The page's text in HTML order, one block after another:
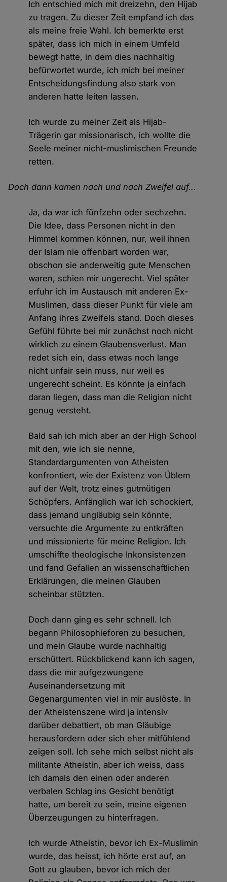
Ich entschied mich mit dreizehn, den Hijab
zu tragen. Zu dieser Zeit empfand ich das
als meine freie Wahl. Ich bemerkte erst
später, dass ich mich in einem Umfeld
bewegt hatte, in dem dies nachhaltig
befürwortet wurde, ich mich bei meiner
Entscheidungsfindung also stark von
anderen hatte leiten lassen.
Ich wurde zu meiner Zeit als Hijab-
Trägerin gar missionarisch, ich wollte die
Seele meiner nicht-muslimischen Freunde
retten.
Doch dann kamen nach und nach Zweifel auf...
Ja, da war ich fünfzehn oder sechzehn.
Die Idee, dass Personen nicht in den
Himmel kommen können, nur, weil ihnen
der Islam nie offenbart worden war,
obschon sie anderweitig gute Menschen
waren, schien mir ungerecht. Viel später
erfuhr ich im Austausch mit anderen Ex-
Muslimen, dass dieser Punkt für viele am
Anfang ihres Zweifels stand. Doch dieses
Gefühl führte bei mir zunächst noch nicht
wirklich zu einem Glaubensverlust. Man
redet sich ein, dass etwas noch lange
nicht unfair sein muss, nur weil es
ungerecht scheint. Es könnte ja einfach
daran liegen, dass man die Religion nicht
genug versteht.
Bald sah ich mich aber an der High School
mit den, wie ich sie nenne,
Standardargumenten von Atheisten
konfrontiert, wie der Existenz von Üblem
auf der Welt, trotz eines gutmütigen
Schöpfers. Anfänglich war ich schockiert,
dass jemand ungläubig sein könnte,
versuchte die Argumente zu entkräften
und missionierte für meine Religion. Ich
umschiffte theologische Inkonsistenzen
und fand Gefallen an wissenschaftlichen
Erklärungen, die meinen Glauben
scheinbar stützten.
Doch dann ging es sehr schnell. Ich
begann Philosophieforen zu besuchen,
und mein Glaube wurde nachhaltig
erschüttert. Rückblickend kann ich sagen,
dass die mir aufgezwungene
Auseinandersetzung mit
Gegenargumenten viel in mir auslöste. In
der Atheistenszene wird ja intensiv
darüber debattiert, ob man Gläubige
herausfordern oder sich eher mitfühlend
zeigen soll. Ich sehe mich selbst nicht als
militante Atheistin, aber ich weiss, dass
ich damals den einen oder anderen
verbalen Schlag ins Gesicht benötigt
hatte, um bereit zu sein, meine eigenen
Überzeugungen zu hinterfragen.
Ich wurde Atheistin, bevor ich Ex-Muslimin
wurde, das heisst, ich hörte erst auf, an
Gott zu glauben, bevor ich mich der